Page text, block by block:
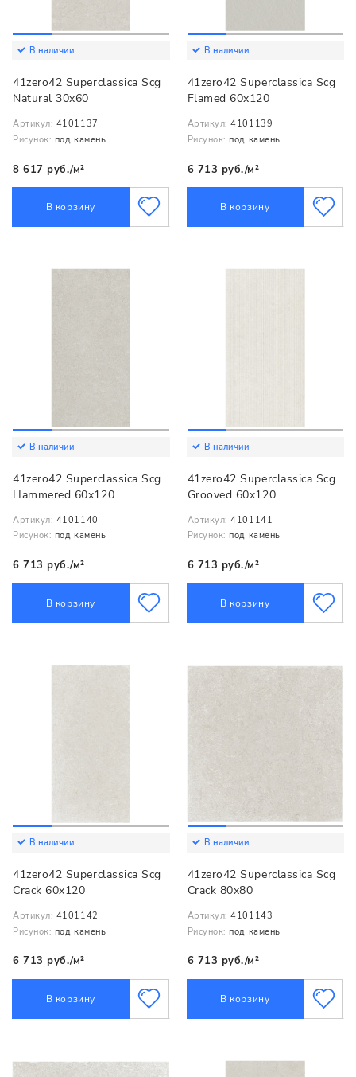
В наличии
41zero42 Superclassica Scg
Natural 30x60
Артикул: 4101137
Рисунок: под камень
8 617 руб./м²
В корзину
В наличии
41zero42 Superclassica Scg
Flamed 60x120
Артикул: 4101139
Рисунок: под камень
6 713 руб./м²
В корзину
В наличии
41zero42 Superclassica Scg
Hammered 60x120
Артикул: 4101140
Рисунок: под камень
6 713 руб./м²
В корзину
В наличии
41zero42 Superclassica Scg
Grooved 60x120
Артикул: 4101141
Рисунок: под камень
6 713 руб./м²
В корзину
В наличии
41zero42 Superclassica Scg
Crack 60x120
Артикул: 4101142
Рисунок: под камень
6 713 руб./м²
В корзину
В наличии
41zero42 Superclassica Scg
Crack 80x80
Артикул: 4101143
Рисунок: под камень
6 713 руб./м²
В корзину